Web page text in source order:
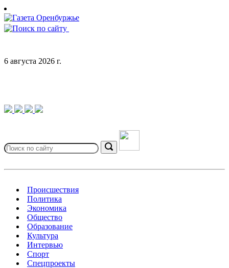
Skip
to
content
6 августа 2026 г.
for:
Search
Происшествия
Политика
Экономика
Общество
Образование
Культура
Интервью
Спорт
Спецпроекты